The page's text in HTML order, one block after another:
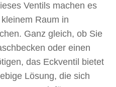
Ventils machen es
Raum in
Ganz gleich, ob Sie
oder einen
das Eckventil bietet
Lösung, die sich